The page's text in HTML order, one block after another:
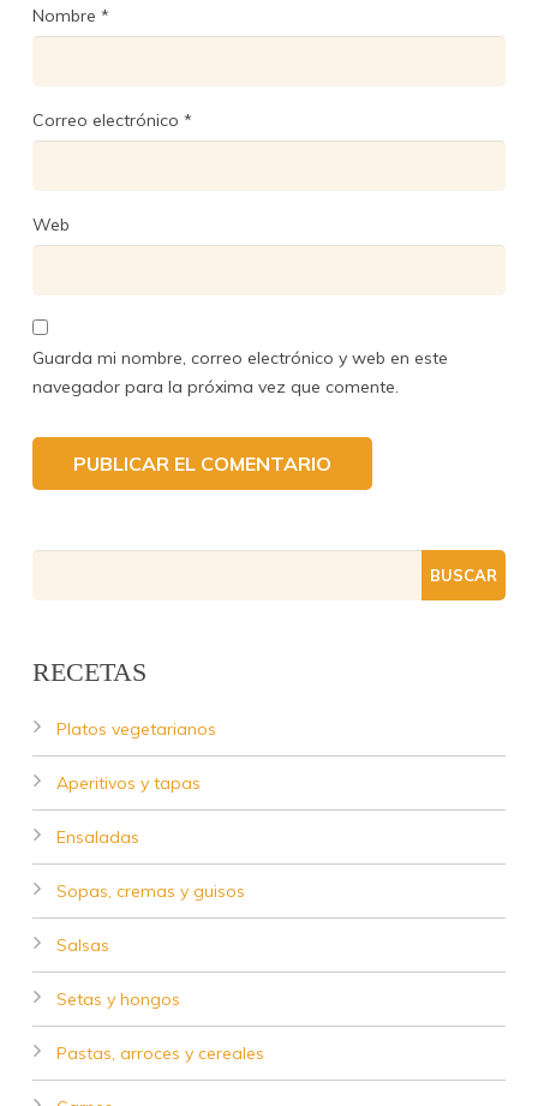
Nombre *
Correo electrónico *
Web
Guarda mi nombre, correo electrónico y web en este
navegador para la próxima vez que comente.
RECETAS
Platos vegetarianos
Aperitivos y tapas
Ensaladas
Sopas, cremas y guisos
Salsas
Setas y hongos
Pastas, arroces y cereales